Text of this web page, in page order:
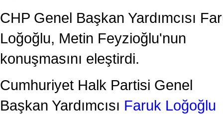
CHP Genel Başkan Yardımcısı
Loğoğlu, Metin Feyzioğlu'nun
konuşmasını eleştirdi.
Cumhuriyet Halk Partisi Genel
Başkan Yardımcısı Faruk Loğoğlu